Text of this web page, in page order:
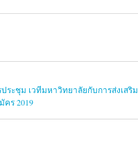
ระชุม เวทีมหาวิทยาลัยกับการส่งเสริม
คร 2019